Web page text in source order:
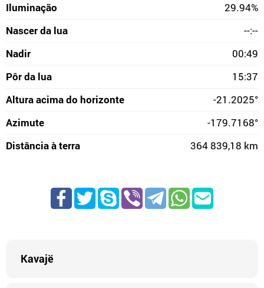
Iluminação
29.94%
Nascer da lua
--:--
Nadir
00:49
Pôr da lua
15:37
Altura acima do horizonte
-21.2025°
Azimute
-179.7168°
Distância à terra
364 839,18 km
Kavajë